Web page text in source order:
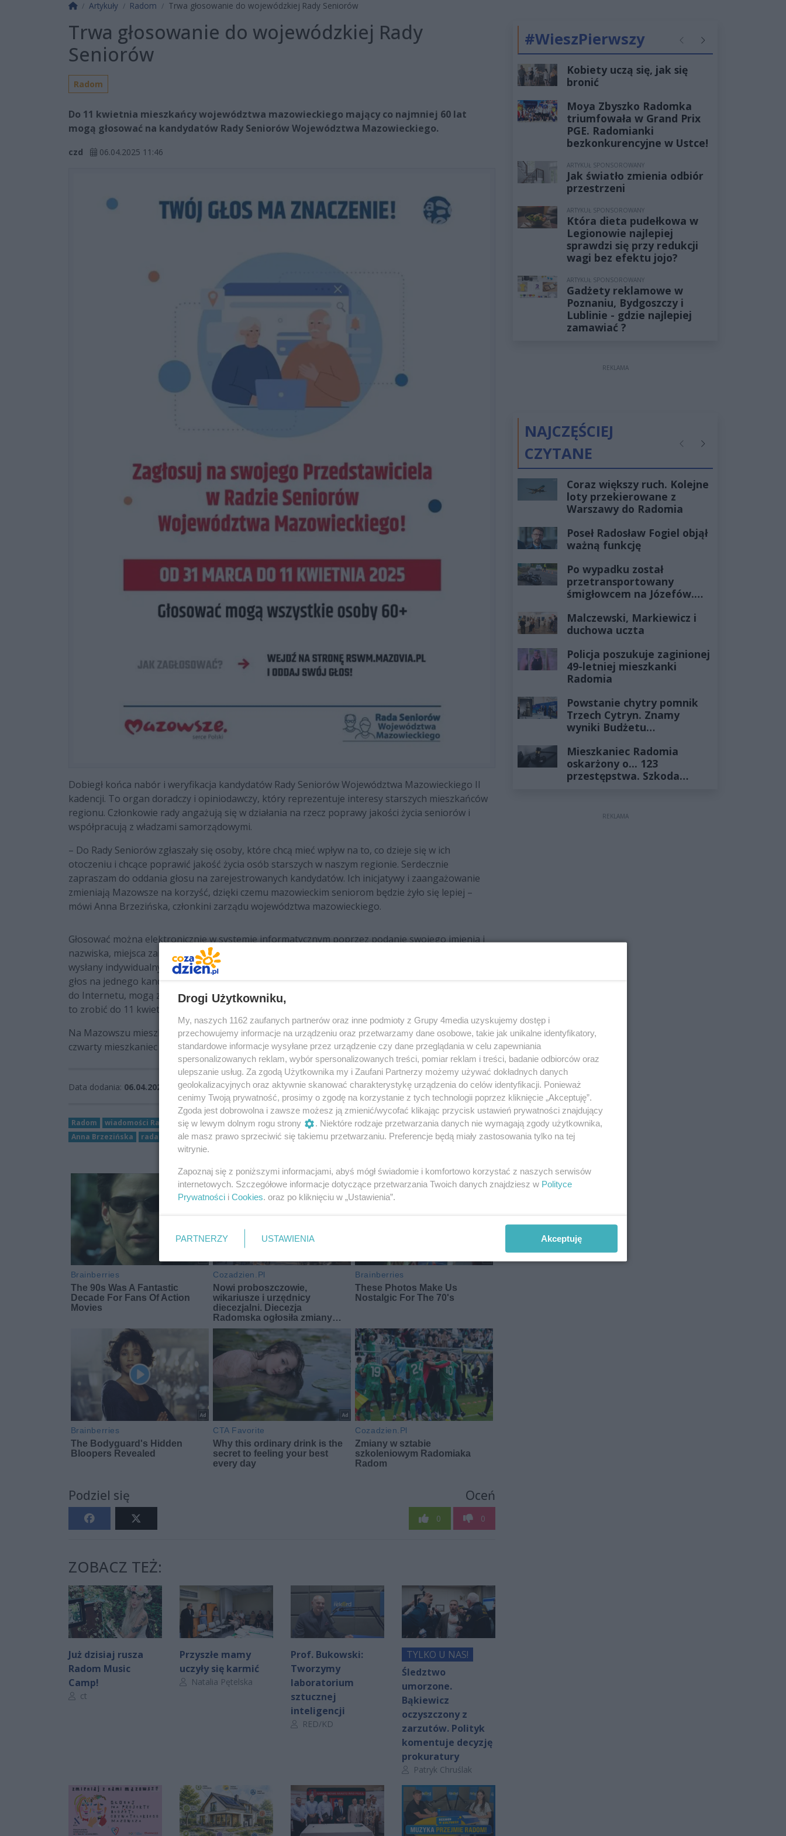
Strona główna
Artykuły Radom Trwa głosowanie do wojewódzkiej Rady Seniorów
Trwa głosowanie do wojewódzkiej Rady
Seniorów
Radom
Do 11 kwietnia mieszkańcy województwa mazowieckiego mający co najmniej 60 lat
mogą głosować na kandydatów Rady Seniorów Województwa Mazowieckiego.
czd 06.04.2025 11:46
Dobiegł końca nabór i weryfikacja kandydatów Rady Seniorów Województwa Mazowieckiego II
kadencji. To organ doradczy i opiniodawczy, który reprezentuje interesy starszych mieszkańców
regionu. Członkowie rady angażują się w działania na rzecz poprawy jakości życia seniorów i
współpracują z władzami samorządowymi.
– Do Rady Seniorów zgłaszały się osoby, które chcą mieć wpływ na to, co dzieje się w ich
otoczeniu i chcące poprawić jakość życia osób starszych w naszym regionie. Serdecznie
zapraszam do oddania głosu na zarejestrowanych kandydatów. Ich inicjatywy i zaangażowanie
zmieniają Mazowsze na korzyść, dzięki czemu mazowieckim seniorom będzie żyło się lepiej –
mówi Anna Brzezińska, członkini zarządu województwa mazowieckiego.
Głosować można elektronicznie w systemie informatycznym poprzez podanie swojego imienia i
nazwiska, miejsca zamieszkania i numeru telefonu komórkowego. Na ten numer zostanie
wysłany indywidualny kod niezbędny do oddania głosu na platformie. Można oddać tylko jeden
głos na jednego kandydata. Mieszkańcy województwa mazowieckiego, którzy nie mają dostępu
do Internetu, mogą zagłosować np. w radomskiej delegaturze urzędu marszałkowskiego. Można
to zrobić do 11 kwietnia.
Na Mazowszu mieszka ponad 1 mln 366 tys. osób w wieku 60 lat i więcej, co oznacza, że co
czwarty mieszkaniec województwa.
Data dodania: 06.04.2025 11:46
Radom wiadomości Radom samorząd województwa mazowieckiego Mazowsze
rada seniorów
Anna Brzezińska
rada seniorów województwa mazowieckiego
Podziel się Oceń
0 0
ZOBACZ TEŻ:
Już dzisiaj rusza
Radom Music
Camp!
Autor artykułu:
ct
Przyszłe mamy
uczyły się karmić
Autor artykułu:
Natalia Pętelska
Prof. Bukowski:
Tworzymy
laboratorium
sztucznej
inteligencji
Autor artykułu:
RED/KD
TYLKO U NAS!
Śledztwo
umorzone.
Bąkiewicz
oczyszczony z
zarzutów. Polityk
komentuje decyzję
prokuratury
Autor artykułu:
Patryk Chruślak
#WieszPierwszy PoprzednieNastępne
Kobiety uczą się, jak się
bronić
Moya Zbyszko Radomka
triumfowała w Grand Prix
PGE. Radomianki
bezkonkurencyjne w Ustce!
ARTYKUŁ SPONSOROWANY
Jak światło zmienia odbiór
przestrzeni
ARTYKUŁ SPONSOROWANY
Która dieta pudełkowa w
Legionowie najlepiej
sprawdzi się przy redukcji
wagi bez efektu jojo?
ARTYKUŁ SPONSOROWANY
Gadżety reklamowe w
Poznaniu, Bydgoszczy i
Lublinie - gdzie najlepiej
zamawiać ?
REKLAMA
NAJCZĘŚCIEJ
CZYTANE
PoprzednieNastępne
Coraz większy ruch. Kolejne
loty przekierowane z
Warszawy do Radomia
Poseł Radosław Fogiel objął
ważną funkcję
Po wypadku został
przetransportowany
śmigłowcem na Józefów.
żyłach
Malczewski, Markiewicz i
duchowa uczta
Policja poszukuje zaginionej
49-letniej mieszkanki
Radomia
Powstanie chytry pomnik
Trzech Cytryn. Znamy
wyniki Budżetu
Mieszkaniec Radomia
oskarżony o... 123
przestępstwa. Szkoda
REKLAMA
Drogi Użytkowniku,
My, naszych 1162 zaufanych partnerów oraz inne podmioty z Grupy 4media uzyskujemy dostęp i
przechowujemy informacje na urządzeniu oraz przetwarzamy dane osobowe, takie jak unikalne identyfikatory,
standardowe informacje wysyłane przez urządzenie czy dane przeglądania w celu zapewniania
spersonalizowanych reklam, wybór spersonalizowanych treści, pomiar reklam i treści, badanie odbiorców oraz
ulepszanie usług. Za zgodą Użytkownika my i Zaufani Partnerzy możemy używać dokładnych danych
geolokalizacyjnych oraz aktywnie skanować charakterystykę urządzenia do celów identyfikacji. Ponieważ
cenimy Twoją prywatność, prosimy o zgodę na korzystanie z tych technologii poprzez kliknięcie „Akceptuję”.
Zgoda jest dobrowolna i zawsze możesz ją zmienić/wycofać klikając przycisk ustawień prywatności znajdujący
się w lewym dolnym rogu strony
. Niektóre rodzaje przetwarzania danych nie wymagają zgody użytkownika,
ale masz prawo sprzeciwić się takiemu przetwarzaniu. Preferencje będą miały zastosowania tylko na tej
witrynie.
Zapoznaj się z poniższymi informacjami, abyś mógł świadomie i komfortowo korzystać z naszych serwisów
internetowych. Szczegółowe informacje dotyczące przetwarzania Twoich danych znajdziesz w Polityce
Prywatności i Cookies. oraz po kliknięciu w „Ustawienia”.
PARTNERZY USTAWIENIA Akceptuję